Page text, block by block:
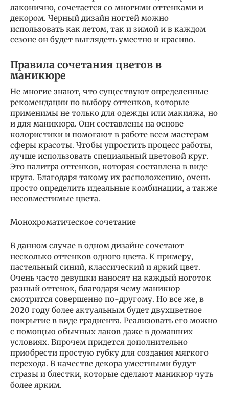
лаконично, сочетается со многими оттенками и
декором. Черный дизайн ногтей можно
использовать как летом, так и зимой и в каждом
сезоне он будет выглядеть уместно и красиво.
Правила сочетания цветов в
маникюре
Не многие знают, что существуют определенные
рекомендации по выбору оттенков, которые
применимы не только для одежды или макияжа, но
и для маникюра. Они составлены на основе
колористики и помогают в работе всем мастерам
сферы красоты. Чтобы упростить процесс работы,
лучше использовать специальный цветовой круг.
Это палитра оттенков, которая составлена в виде
круга. Благодаря такому их расположению, очень
просто определить идеальные комбинации, а также
несовместимые цвета.
Монохроматическое сочетание
В данном случае в одном дизайне сочетают
несколько оттенков одного цвета. К примеру,
пастельный синий, классический и яркий цвет.
Очень часто девушки наносят на каждый ноготок
разный оттенок, благодаря чему маникюр
смотрится совершенно по-другому. Но все же, в
2020 году более актуальным будет двухцветное
покрытие в виде градиента. Реализовать его можно
с помощью обычных лаков даже в домашних
условиях. Впрочем придется дополнительно
приобрести простую губку для создания мягкого
перехода. В качестве декора уместными будут
стразы и блестки, которые сделают маникюр чуть
более ярким.